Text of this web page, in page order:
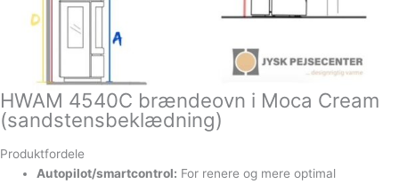
HWAM 4540C brændeovn i Moca Cream
(sandstensbeklædning)
Produktfordele
Autopilot/smartcontrol: For renere og mere optimal